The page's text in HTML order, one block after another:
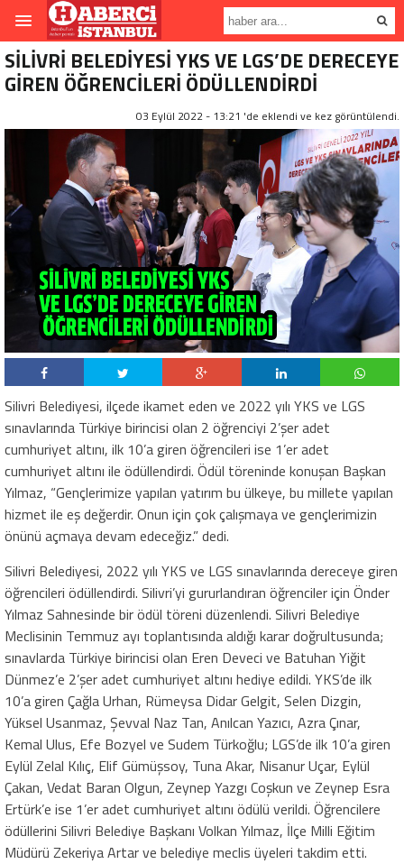
SİLİVRİ BELEDİYESİ YKS VE LGS’DE DERECEYE
GİREN ÖĞRENCİLERİ ÖDÜLLENDİRDİ
03 Eylül 2022 - 13:21 'de eklendi ve kez görüntülendi.
Silivri Belediyesi, ilçede ikamet eden ve 2022 yılı YKS ve LGS
sınavlarında Türkiye birincisi olan 2 öğrenciyi 2’şer adet
cumhuriyet altını, ilk 10’a giren öğrencileri ise 1’er adet
cumhuriyet altını ile ödüllendirdi. Ödül töreninde konuşan Başkan
Yılmaz, “Gençlerimize yapılan yatırım bu ülkeye, bu millete yapılan
hizmet ile eş değerdir. Onun için çok çalışmaya ve gençlerimizin
önünü açmaya devam edeceğiz.” dedi.
Silivri Belediyesi, 2022 yılı YKS ve LGS sınavlarında dereceye giren
öğrencileri ödüllendirdi. Silivri’yi gururlandıran öğrenciler için Önder
Yılmaz Sahnesinde bir ödül töreni düzenlendi. Silivri Belediye
Meclisinin Temmuz ayı toplantısında aldığı karar doğrultusunda;
sınavlarda Türkiye birincisi olan Eren Deveci ve Batuhan Yiğit
Dünmez’e 2’şer adet cumhuriyet altını hediye edildi. YKS’de ilk
10’a giren Çağla Urhan, Rümeysa Didar Gelgit, Selen Dizgin,
Yüksel Usanmaz, Şevval Naz Tan, Anılcan Yazıcı, Azra Çınar,
Kemal Ulus, Efe Bozyel ve Sudem Türkoğlu; LGS’de ilk 10’a giren
Eylül Zelal Kılıç, Elif Gümüşsoy, Tuna Akar, Nisanur Uçar, Eylül
Çakan, Vedat Baran Olgun, Zeynep Yazgı Coşkun ve Zeynep Esra
Ertürk’e ise 1’er adet cumhuriyet altını ödülü verildi. Öğrencilere
ödüllerini Silivri Belediye Başkanı Volkan Yılmaz, İlçe Milli Eğitim
Müdürü Zekeriya Artar ve belediye meclis üyeleri takdim etti.